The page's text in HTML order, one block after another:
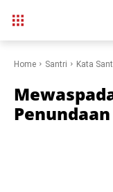
Home Santri Kata